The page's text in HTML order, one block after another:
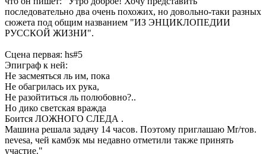
последовательно два очень похожих, но довольно-таки разных
сюжета под общим названием "ИЗ ЭНЦИКЛОПЕДИИ
РУССКОЙ ЖИЗНИ".
Сцена первая: hs#5
Эпиграф к ней:
Не засмеяться ль им, пока
Не обагрилась их рука,
Не разойтиться ль полюбовно?..
Но дико светская вражда
Боится ЛОЖНОГО СЛЕДА .
Машина решала задачу 14 часов. Поэтому приглашаю Mr/тов.
nevesa, чей камбэк мы недавно отметили также принять
участие."